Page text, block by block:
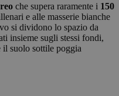
che supera raramente i 150
e alle masserie bianche
si dividono lo spazio da
insieme sugli stessi fondi,
suolo sottile poggia